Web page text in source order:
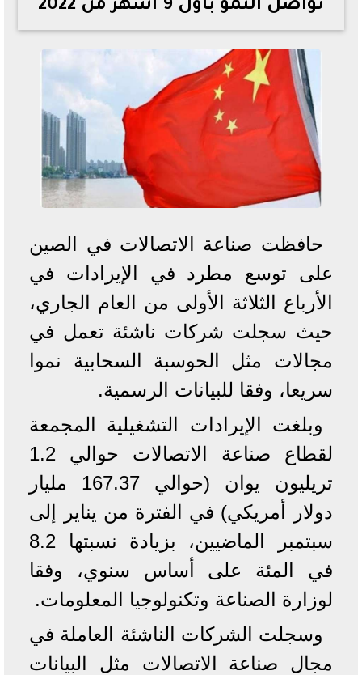
تصرف مثير من ميسي ونجوم الأرجنتين قبل مواجهة مصر
تحسن حالة فضل شاكر الصحية وخروجه من المستشفى |
تفاصيل
أسعار الحديد والأسمنت اليوم الإثنين 6 - 7 - 2026
تواصل النمو بأول 9 أشهر من 2022
حافظت صناعة الاتصالات في الصين
على توسع مطرد في الإيرادات في
الأرباع الثلاثة الأولى من العام الجاري،
حيث سجلت شركات ناشئة تعمل في
مجالات مثل الحوسبة السحابية نموا
سريعا، وفقا للبيانات الرسمية.
وبلغت الإيرادات التشغيلية المجمعة
لقطاع صناعة الاتصالات حوالي 1.2
تريليون يوان (حوالي 167.37 مليار
دولار أمريكي) في الفترة من يناير إلى
سبتمبر الماضيين، بزيادة نسبتها 8.2
في المئة على أساس سنوي، وفقا
لوزارة الصناعة وتكنولوجيا المعلومات.
وسجلت الشركات الناشئة العاملة في
مجال صناعة الاتصالات مثل البيانات